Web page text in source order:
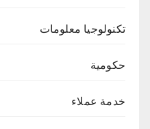
تكنولوجيا معلومات
حكومية
خدمة عملاء